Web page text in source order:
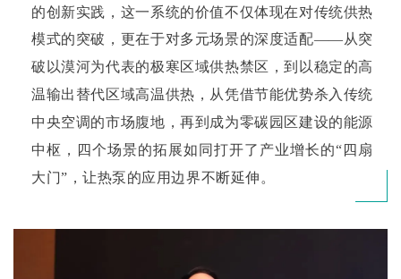
的创新实践，这一系统的价值不仅体现在对传统供热
模式的突破，更在于对多元场景的深度适配——从突
破以漠河为代表的极寒区域供热禁区，到以稳定的高
温输出替代区域高温供热，从凭借节能优势杀入传统
中央空调的市场腹地，再到成为零碳园区建设的能源
中枢，四个场景的拓展如同打开了产业增长的“四扇
大门”，让热泵的应用边界不断延伸。